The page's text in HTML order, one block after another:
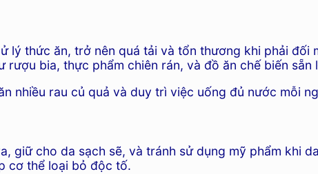
lý thức ăn, trở nên quá tải và tổn thương khi phải đối
bia, thực phẩm chiên rán, và đồ ăn chế biến sẵn
nhiều rau củ quả và duy trì việc uống đủ nước mỗi
giữ cho da sạch sẽ, và tránh sử dụng mỹ phẩm khi
cơ thể loại bỏ độc tố.